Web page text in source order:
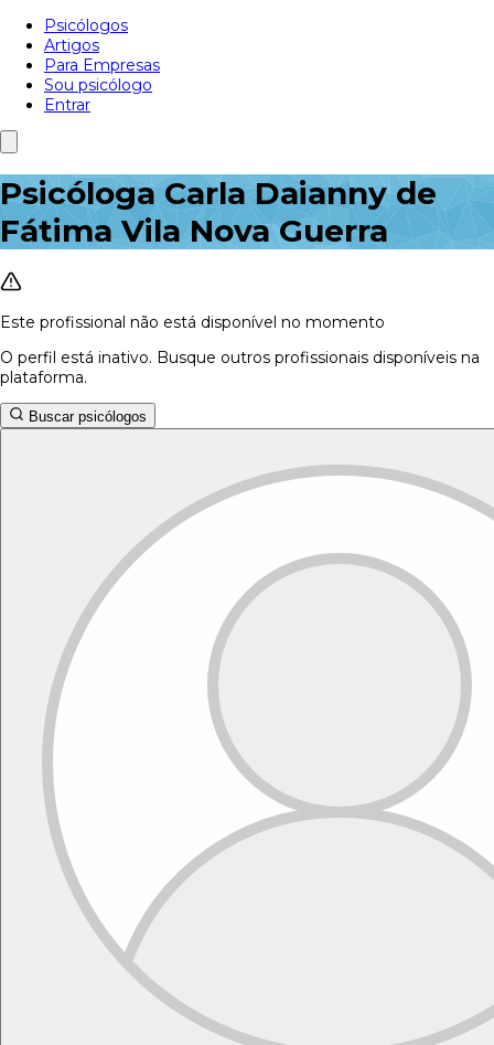
Psicólogos
Artigos
Para Empresas
Sou psicólogo
Entrar
Psicóloga Carla Daianny de
Fátima Vila Nova Guerra
Este profissional não está disponível no momento
O perfil está inativo. Busque outros profissionais disponíveis na
plataforma.
Buscar psicólogos